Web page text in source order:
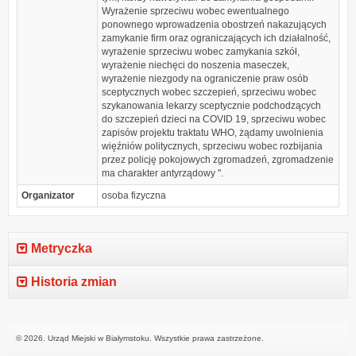
Wyrażenie sprzeciwu wobec ewentualnego
ponownego wprowadzenia obostrzeń nakazujących
zamykanie firm oraz ograniczających ich działalność,
wyrażenie sprzeciwu wobec zamykania szkół,
wyrażenie niechęci do noszenia maseczek,
wyrażenie niezgody na ograniczenie praw osób
sceptycznych wobec szczepień, sprzeciwu wobec
szykanowania lekarzy sceptycznie podchodzących
do szczepień dzieci na COVID 19, sprzeciwu wobec
zapisów projektu traktatu WHO, żądamy uwolnienia
więźniów politycznych, sprzeciwu wobec rozbijania
przez policję pokojowych zgromadzeń, zgromadzenie
ma charakter antyrządowy ".
Organizator
osoba fizyczna
Metryczka
Historia zmian
© 2026. Urząd Miejski w Białymstoku. Wszystkie prawa zastrzeżone.